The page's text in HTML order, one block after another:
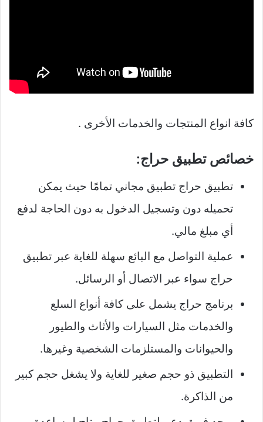
كافة انواع المنتجات والخدمات الأخرى .
خصائص تطبيق حراج:
تطبيق حراج تطبيق مجاني تمامًا حيث يمكن
تحميله دون وتسجيل الدخول به دون الحاجة لدفع
أي مبلغ مالي.
عملية التواصل مع البائع سهلة للغاية عبر تطبيق
حراج سواء عبر الاتصال أو الرسائل.
برنامج حراج يشمل على كافة أنواع السلع
والخدمات مثل السيارات والأثاث والطيور
والحيوانات والمستلزمات الشخصية وغيرها.
التطبيق ذو حجم صغير للغاية ولا يشغل حجم كبير
من الذاكرة.